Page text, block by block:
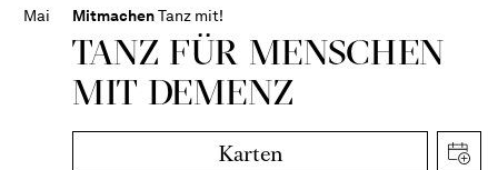
Mai MitmachenTanz mit!
TANZ FÜR MENSCHEN
MIT DEMENZ
Karten